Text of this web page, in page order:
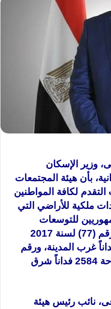
وزير الإسكان
بأن هيئة المجتمعات
التقدم لكافة المواطنين
ملكية للأراضي التي
للتوسعات
العمرانية لمدينة الشيخ زايد رقم (77) لسنة 2017
بضم مساحة 8336 فداناً غرب المدينة، ورقم
0) لسنة 2017 بضم مساحة 2584 فداناً شرق
نائب رئيس هيئة